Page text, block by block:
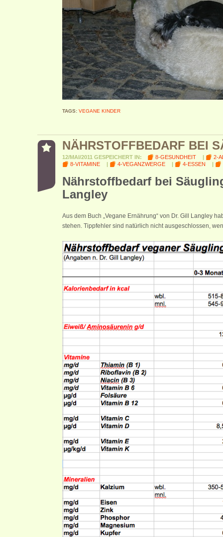
TAGS: VEGANE KINDER
NÄHRSTOFFBEDARF BEI
12/MAI/2011 GESPEICHERT IN: 8-GESUNDHEIT |
2-
8-VITAMINE
| 4-VEGANZWERGE | 4-ESSEN |
Nährstoffbedarf bei
Langley
Aus dem Buch „Vegane Ernährung“ von Dr. Gill Langley
stehen. Tippfehler sind natürlich nicht ausgeschlossen,